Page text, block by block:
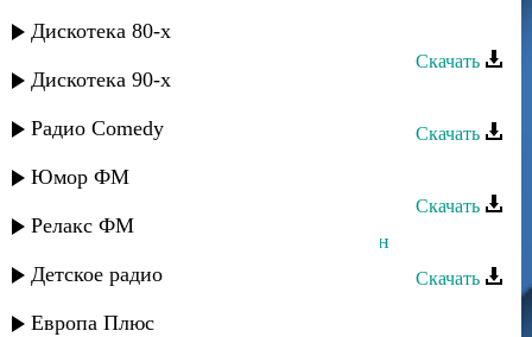
Дискотека 80-х
Дискотека 90-х
Радио Comedy
Юмор ФМ
Релакс ФМ
Детское радио
Европа Плюс
Рассвет группа - Динара
Скачать
Скачать
Далгат Кантулов - Хаджи-Мурад
Скачать
Динара Гасанова - Ватан Табасаран
Скачать
Динара Гасанова - Гиран мапан